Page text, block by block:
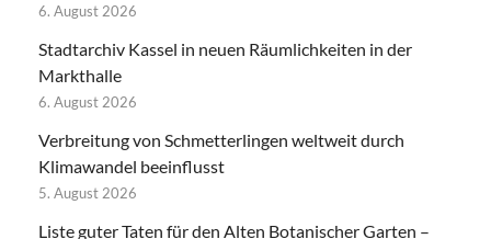
6. August 2026
Stadtarchiv Kassel in neuen Räumlichkeiten in der
Markthalle
6. August 2026
Verbreitung von Schmetterlingen weltweit durch
Klimawandel beeinflusst
5. August 2026
Liste guter Taten für den Alten Botanischer Garten –